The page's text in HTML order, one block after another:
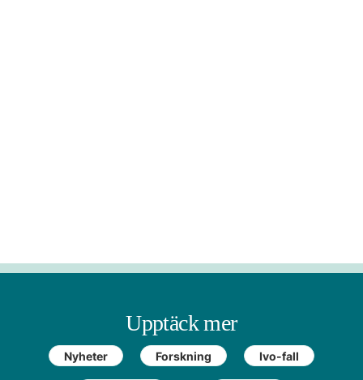
Upptäck mer
Nyheter Forskning Ivo-fall